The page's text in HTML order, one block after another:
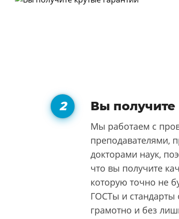
Вы получите
Мы работаем с
преподавателями,
докторами наук,
что вы получите
которую точно не
ГОСТы и стандарты
грамотно и без